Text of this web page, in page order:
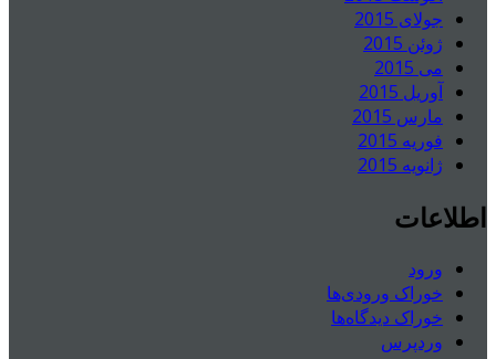
جولای 2015
ژوئن 2015
می 2015
آوریل 2015
مارس 2015
فوریه 2015
ژانویه 2015
اطلاعات
ورود
خوراک ورودی‌ها
خوراک دیدگاه‌ها
وردپرس